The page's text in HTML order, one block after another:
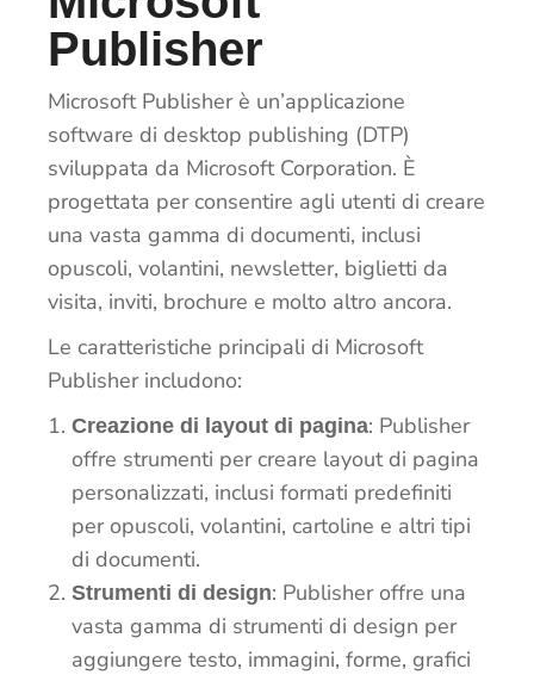
Publisher
Microsoft Publisher è un’applicazione
software di desktop publishing (DTP)
sviluppata da Microsoft Corporation. È
progettata per consentire agli utenti di creare
una vasta gamma di documenti, inclusi
opuscoli, volantini, newsletter, biglietti da
visita, inviti, brochure e molto altro ancora.
Le caratteristiche principali di Microsoft
Publisher includono:
Creazione di layout di pagina: Publisher
offre strumenti per creare layout di pagina
personalizzati, inclusi formati predefiniti
per opuscoli, volantini, cartoline e altri tipi
di documenti.
Strumenti di design: Publisher offre una
vasta gamma di strumenti di design per
aggiungere testo, immagini, forme, grafici